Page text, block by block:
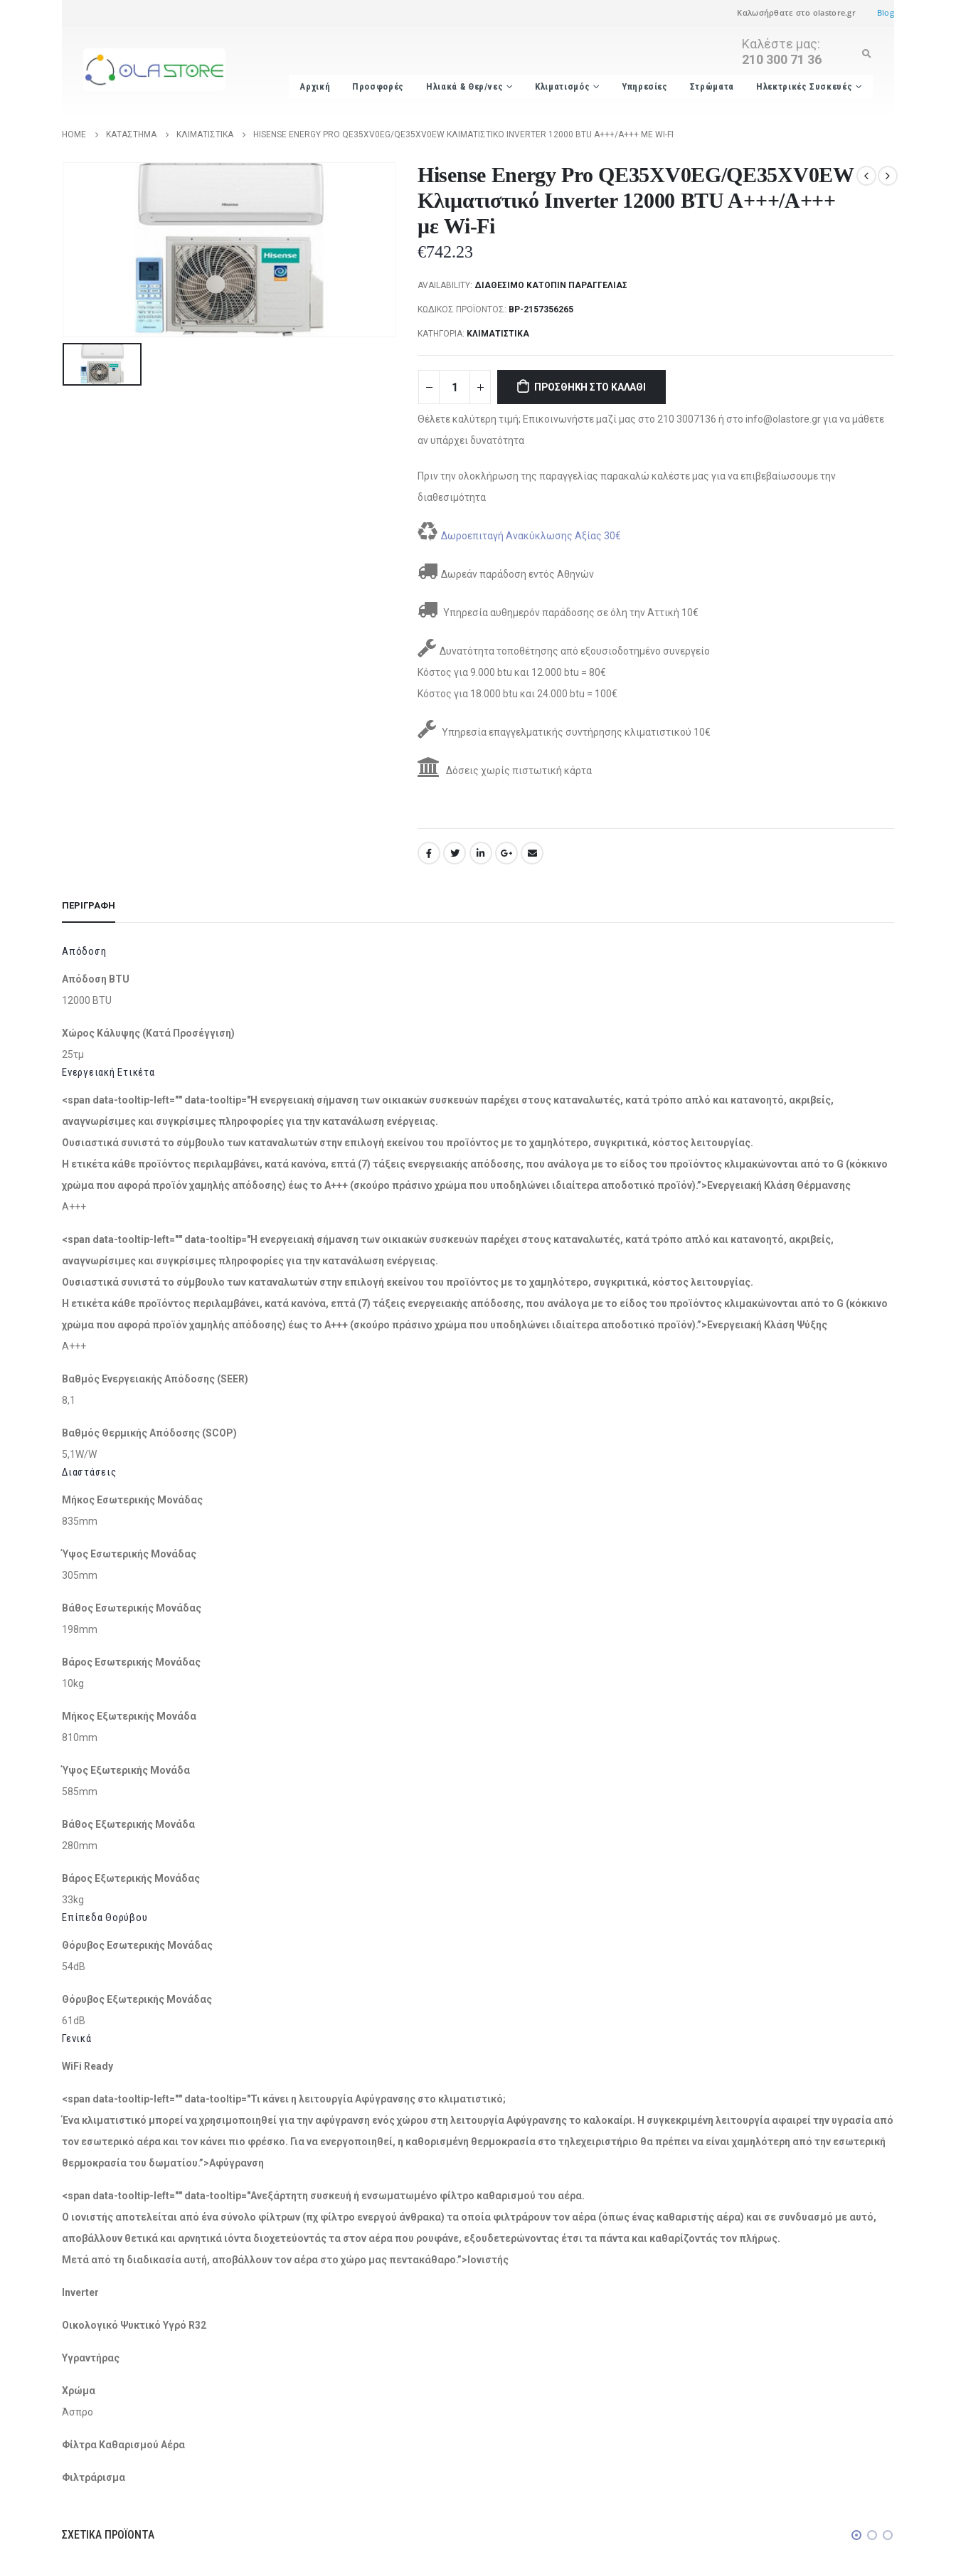
Καλωσήρθατε στο olastore.gr Blog
Καλέστε μας:
210 300 71 36
Αρχική Προσφορές Ηλιακά & Θερ/νες Κλιματισμός Υπηρεσίες Στρώματα Ηλεκτρικές Συσκευές
HOME ΚΑΤΆΣΤΗΜΑ ΚΛΙΜΑΤΙΣΤΙΚΆ HISENSE ENERGY PRO QE35XV0EG/QE35XV0EW ΚΛΙΜΑΤΙΣΤΙΚΌ INVERTER 12000 BTU A+++/A+++ ΜΕ WI-FI
Hisense Energy Pro QE35XV0EG/QE35XV0EW
Κλιματιστικό Inverter 12000 BTU A+++/A+++
με Wi-Fi
€742.23
AVAILABILITY: ΔΙΑΘΈΣΙΜΟ ΚΑΤΌΠΙΝ ΠΑΡΑΓΓΕΛΊΑΣ
ΚΩΔΙΚΌΣ ΠΡΟΪΌΝΤΟΣ: BP-2157356265
ΚΑΤΗΓΟΡΊΑ: ΚΛΙΜΑΤΙΣΤΙΚΆ
ΠΡΟΣΘΉΚΗ ΣΤΟ ΚΑΛΆΘΙ
Θέλετε καλύτερη τιμή; Επικοινωνήστε μαζί μας στο 210 3007136 ή στο info@olastore.gr για να μάθετε
αν υπάρχει δυνατότητα
Πριν την ολοκλήρωση της παραγγελίας παρακαλώ καλέστε μας για να επιβεβαίωσουμε την
διαθεσιμότητα
Δωροεπιταγή Ανακύκλωσης Αξίας 30€
Δωρεάν παράδοση εντός Αθηνών
Υπηρεσία αυθημερόν παράδοσης σε όλη την Αττική 10€
Δυνατότητα τοποθέτησης από εξουσιοδοτημένο συνεργείο
Κόστος για 9.000 btu και 12.000 btu = 80€
Κόστος για 18.000 btu και 24.000 btu = 100€
Υπηρεσία επαγγελματικής συντήρησης κλιματιστικού 10€
Δόσεις χωρίς πιστωτική κάρτα
ΠΕΡΙΓΡΑΦΉ
Απόδοση
Απόδοση BTU
12000 BTU
Χώρος Κάλυψης (Κατά Προσέγγιση)
25τμ
Ενεργειακή Ετικέτα
<span data-tooltip-left="" data-tooltip="Η ενεργειακή σήμανση των οικιακών συσκευών παρέχει στους καταναλωτές, κατά τρόπο απλό και κατανοητό, ακριβείς,
αναγνωρίσιμες και συγκρίσιμες πληροφορίες για την κατανάλωση ενέργειας.
Ουσιαστικά συνιστά το σύμβουλο των καταναλωτών στην επιλογή εκείνου του προϊόντος με το χαμηλότερο, συγκριτικά, κόστος λειτουργίας.
Η ετικέτα κάθε προϊόντος περιλαμβάνει, κατά κανόνα, επτά (7) τάξεις ενεργειακής απόδοσης, που ανάλογα με το είδος του προϊόντος κλιμακώνονται από το G (κόκκινο
χρώμα που αφορά προϊόν χαμηλής απόδοσης) έως το Α+++ (σκούρο πράσινο χρώμα που υποδηλώνει ιδιαίτερα αποδοτικό προϊόν).”>Ενεργειακή Κλάση Θέρμανσης
A+++
<span data-tooltip-left="" data-tooltip="Η ενεργειακή σήμανση των οικιακών συσκευών παρέχει στους καταναλωτές, κατά τρόπο απλό και κατανοητό, ακριβείς,
αναγνωρίσιμες και συγκρίσιμες πληροφορίες για την κατανάλωση ενέργειας.
Ουσιαστικά συνιστά το σύμβουλο των καταναλωτών στην επιλογή εκείνου του προϊόντος με το χαμηλότερο, συγκριτικά, κόστος λειτουργίας.
Η ετικέτα κάθε προϊόντος περιλαμβάνει, κατά κανόνα, επτά (7) τάξεις ενεργειακής απόδοσης, που ανάλογα με το είδος του προϊόντος κλιμακώνονται από το G (κόκκινο
χρώμα που αφορά προϊόν χαμηλής απόδοσης) έως το Α+++ (σκούρο πράσινο χρώμα που υποδηλώνει ιδιαίτερα αποδοτικό προϊόν).”>Ενεργειακή Κλάση Ψύξης
A+++
Βαθμός Ενεργειακής Απόδοσης (SEER)
8,1
Βαθμός Θερμικής Απόδοσης (SCOP)
5,1W/W
Διαστάσεις
Μήκος Εσωτερικής Μονάδας
835mm
Ύψος Εσωτερικής Μονάδας
305mm
Βάθος Εσωτερικής Μονάδας
198mm
Βάρος Εσωτερικής Μονάδας
10kg
Μήκος Εξωτερικής Μονάδα
810mm
Ύψος Εξωτερικής Μονάδα
585mm
Βάθος Εξωτερικής Μονάδα
280mm
Βάρος Εξωτερικής Μονάδας
33kg
Επίπεδα Θορύβου
Θόρυβος Εσωτερικής Μονάδας
54dB
Θόρυβος Εξωτερικής Μονάδας
61dB
Γενικά
WiFi Ready
<span data-tooltip-left="" data-tooltip="Τι κάνει η λειτουργία Αφύγρανσης στο κλιματιστικό;
Ένα κλιματιστικό μπορεί να χρησιμοποιηθεί για την αφύγρανση ενός χώρου στη λειτουργία Αφύγρανσης το καλοκαίρι. Η συγκεκριμένη λειτουργία αφαιρεί την υγρασία από
τον εσωτερικό αέρα και τον κάνει πιο φρέσκο. Για να ενεργοποιηθεί, η καθορισμένη θερμοκρασία στο τηλεχειριστήριο θα πρέπει να είναι χαμηλότερη από την εσωτερική
θερμοκρασία του δωματίου.”>Αφύγρανση
<span data-tooltip-left="" data-tooltip="Ανεξάρτητη συσκευή ή ενσωματωμένο φίλτρο καθαρισμού του αέρα.
Ο ιονιστής αποτελείται από ένα σύνολο φίλτρων (πχ φίλτρο ενεργού άνθρακα) τα οποία φιλτράρουν τον αέρα (όπως ένας καθαριστής αέρα) και σε συνδυασμό με αυτό,
αποβάλλουν θετικά και αρνητικά ιόντα διοχετεύοντάς τα στον αέρα που ρουφάνε, εξουδετερώνοντας έτσι τα πάντα και καθαρίζοντάς τον πλήρως.
Μετά από τη διαδικασία αυτή, αποβάλλουν τον αέρα στο χώρο μας πεντακάθαρο.”>Ιονιστής
Inverter
Οικολογικό Ψυκτικό Υγρό R32
Υγραντήρας
Χρώμα
Άσπρο
Φίλτρα Καθαρισμού Αέρα
Φιλτράρισμα
ΣΧΕΤΙΚΆ ΠΡΟΪΌΝΤΑ